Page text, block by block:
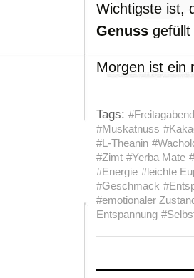
Wichtigste ist,
Genuss gefüllt
Morgen ist ein
Tags: #Freitagabend
#Muskatnuss
#L-Theanin
#Zimt #Yerba Mate
#Energie #leichte
#Geschmack
#emotionaler
Entspannung